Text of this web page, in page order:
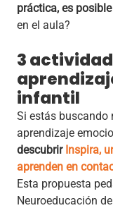
práctica, es
en el aula?
3
infantil
Si estás buscando
aprendizaje
descubrirInspira,
aprenden en
Esta propuesta
Neuroeducación